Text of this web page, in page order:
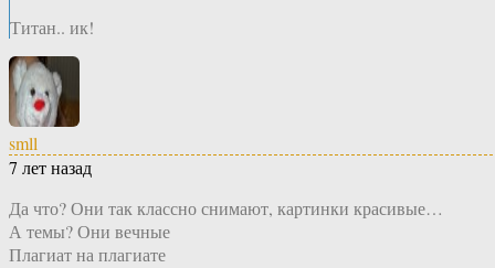
Титан.. ик!
smll
7 лет назад
Да что? Они так классно снимают, картинки красивые…
А темы? Они вечные
Плагиат на плагиате